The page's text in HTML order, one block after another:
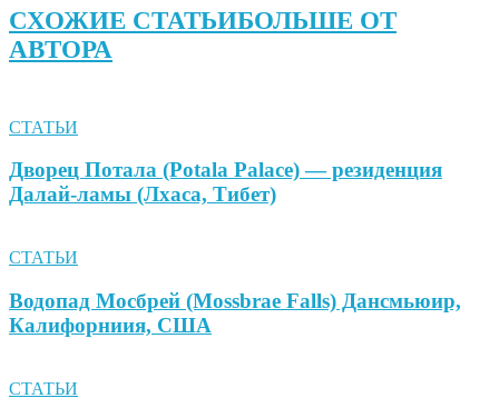
СХОЖИЕ СТАТЬИБОЛЬШЕ ОТ
АВТОРА
СТАТЬИ
Дворец Потала (Potala Palace) — резиденция
Далай-ламы (Лхаса, Тибет)
СТАТЬИ
Водопад Мосбрей (Mossbrae Falls) Дансмьюир,
Калифорниия, США
СТАТЬИ